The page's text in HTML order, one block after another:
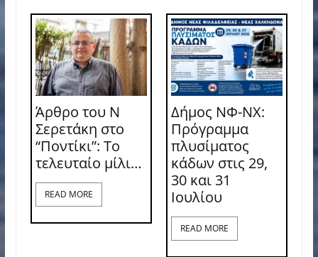
Άρθρο του Ν
Σερετάκη στο
“Ποντίκι”: Το
τελευταίο μίλι…
READ MORE
Δήμος ΝΦ-ΝΧ:
Πρόγραμμα
πλυσίματος
κάδων στις 29,
30 και 31
Ιουλίου
READ MORE